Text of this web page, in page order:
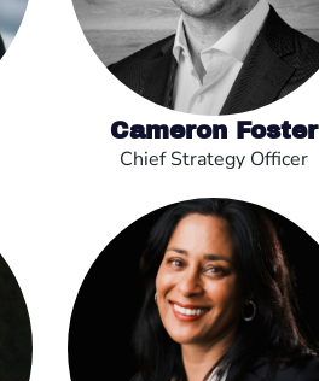
Cameron Foster
Chief Strategy Officer